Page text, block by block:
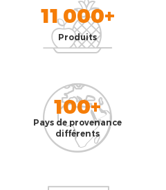
11 000+
Produits
100+
Pays de provenance
différents